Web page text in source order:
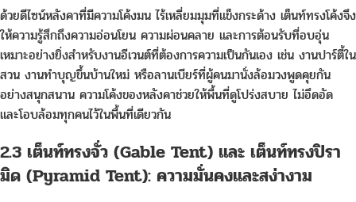
ด้วยดีไซน์หลังคาที่มีความโค้งมน ไร้เหลี่ยมมุมที่แข็งกระด้าง เต็นท์ทรงโค้งจึง
ให้ความรู้สึกถึงความอ่อนโยน ความผ่อนคลาย และการต้อนรับที่อบอุ่น
เหมาะอย่างยิ่งสำหรับงานอีเวนต์ที่ต้องการความเป็นกันเอง เช่น งานปาร์ตี้ใน
สวน งานทำบุญขึ้นบ้านใหม่ หรือลานเบียร์ที่ผู้คนมานั่งล้อมวงพูดคุยกัน
อย่างสนุกสนาน ความโค้งของหลังคาช่วยให้พื้นที่ดูโปร่งสบาย ไม่อึดอัด
และโอบล้อมทุกคนไว้ในพื้นที่เดียวกัน
2.3 เต็นท์ทรงจั่ว (Gable Tent) และ เต็นท์ทรงปิรา
มิด (Pyramid Tent): ความมั่นคงและสง่างาม